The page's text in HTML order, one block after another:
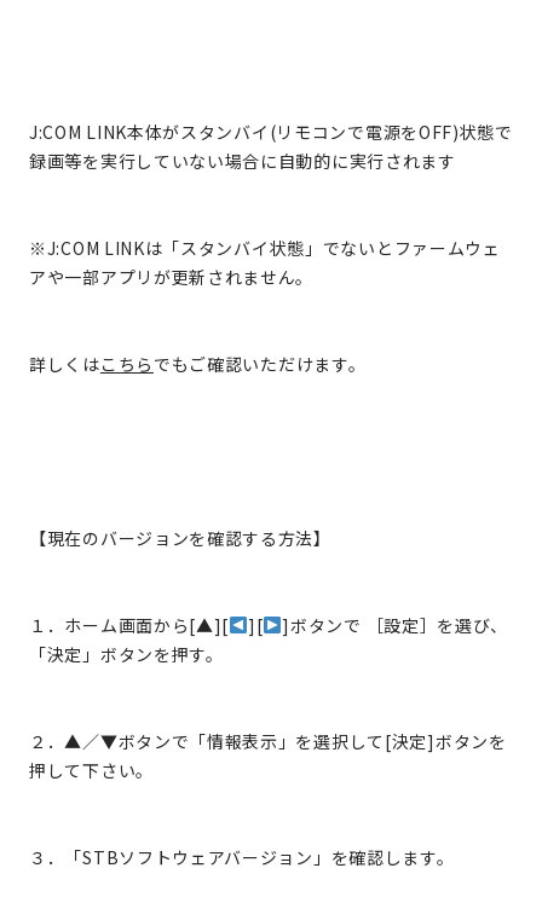
J:COM LINK本体がスタンバイ(リモコンで電源をOFF)状態で
録画等を実行していない場合に自動的に実行されます
※J:COM LINKは「スタンバイ状態」でないとファームウェ
アや一部アプリが更新されません。
詳しくはこちら でもご確認いただけます。
【現在のバージョンを確認する方法】
１．ホーム画面から[▲][ ][
]ボタンで ［設定］を選び、
「決定」ボタンを押す。
２．▲／▼ボタンで「情報表示」を選択して[決定]ボタンを
押して下さい。
３．「STBソフトウェアバージョン」を確認します。